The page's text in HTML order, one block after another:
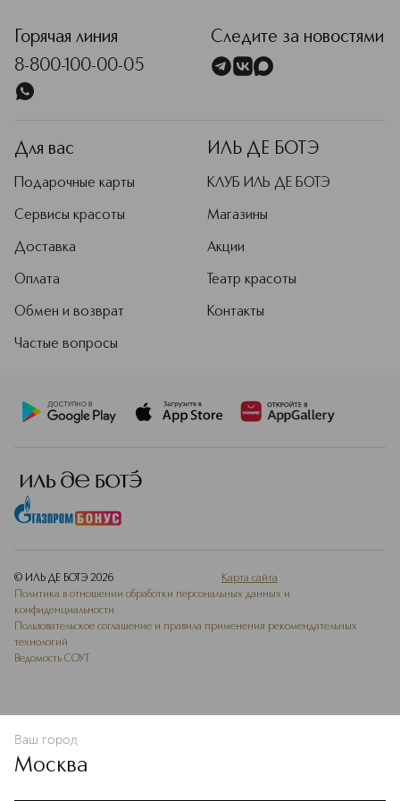
Горячая линия
8-800-100-00-05
Следите за новостями
Для вас
Подарочные карты
Сервисы красоты
Доставка
Оплата
Обмен и возврат
Частые вопросы
ИЛЬ ДЕ БОТЭ
КЛУБ ИЛЬ ДЕ БОТЭ
Магазины
Акции
Театр красоты
Контакты
© ИЛЬ ДЕ БОТЭ 2026
Карта сайта
Политика в отношении обработки персональных данных и
конфиденциальности
Пользовательское соглашение и правила применения рекомендательных
технологий
Ведомость СОУТ
Ваш город
Москва